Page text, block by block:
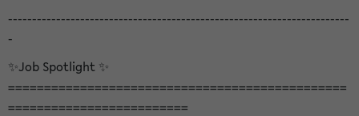
-----------------------------------------------------------------------
-
✨Job Spotlight ✨
===============================================
=========================